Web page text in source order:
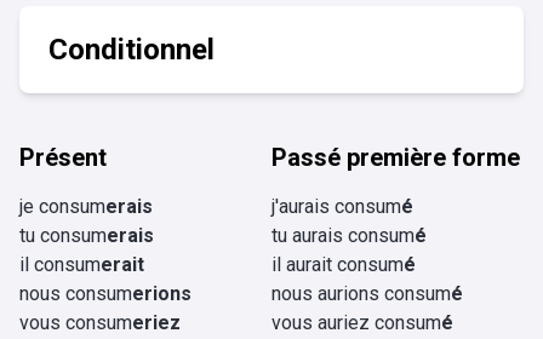
Conditionnel
Présent
je consumerais
tu consumerais
il consumerait
nous consumerions
vous consumeriez
Passé première forme
j'aurais consumé
tu aurais consumé
il aurait consumé
nous aurions consumé
vous auriez consumé